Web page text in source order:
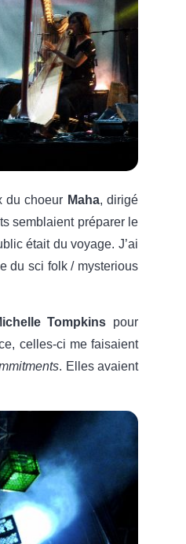
du choeur Maha, dirigé
semblaient préparer le
était du voyage. J’ai
du sci folk / mysterious
Tompkins pour
celles-ci me faisaient
. Elles avaient